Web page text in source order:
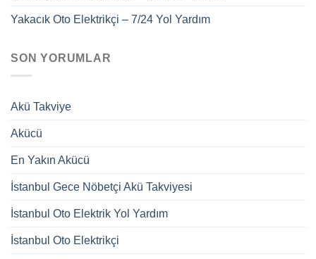
Yakacık Oto Elektrikçi – 7/24 Yol Yardım
SON YORUMLAR
Akü Takviye
Akücü
En Yakın Akücü
İstanbul Gece Nöbetçi Akü Takviyesi
İstanbul Oto Elektrik Yol Yardım
İstanbul Oto Elektrikçi